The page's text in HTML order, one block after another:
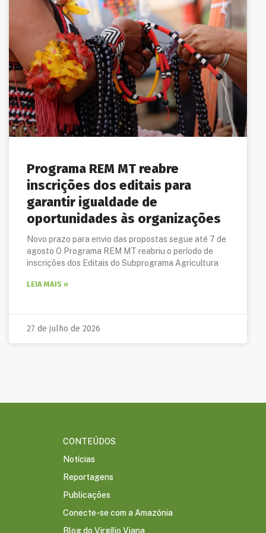
Programa REM MT reabre
inscrições dos editais para
garantir igualdade de
oportunidades às organizações
Novo prazo para envio das propostas segue até 7 de
agosto O Programa REM MT reabriu o período de
inscrições dos Editais do Subprograma Agricultura
LEIA MAIS »
27 de julho de 2026
CONTEÚDOS
Notícias
Reportagens
Publicações
Conecte-se com a Amazônia
Blog do Virgílio Viana